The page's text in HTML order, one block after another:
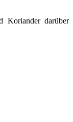
Koriander darüber